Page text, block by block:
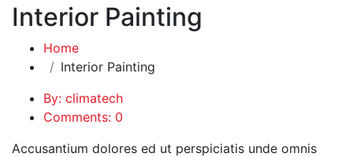
Interior Painting
Home
Interior Painting
By: climatech
Comments: 0
Accusantium dolores ed ut perspiciatis unde omnis